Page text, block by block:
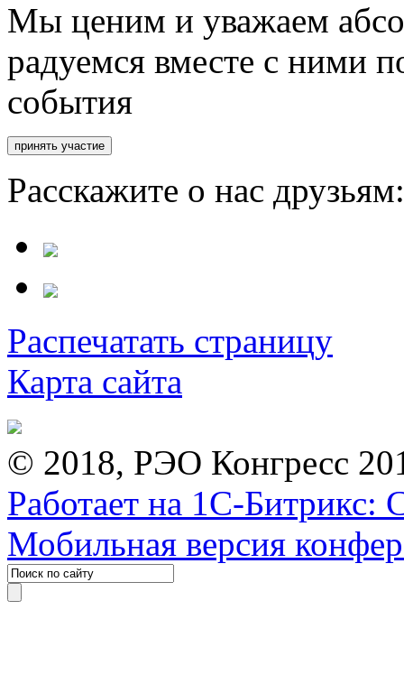
Мы ценим и уважаем
радуемся вместе с ними
события
Расскажите о нас
Распечатать страницу
Карта сайта
© 2018, РЭО Конгресс
Работает на 1С-Битрикс:
Мобильная версия